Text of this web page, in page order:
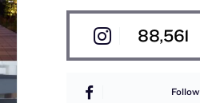
88,561
Follow